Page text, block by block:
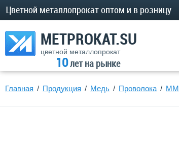
Цветной металлопрокат оптом и в розницу
METPROKAT.SU
цветной металлопрокат
10лет на рынке
Главная Продукция Медь Проволока ММ